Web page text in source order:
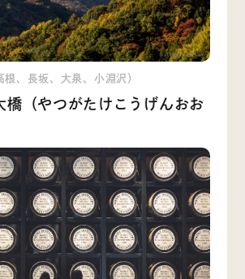
根、長坂、大泉、小淵沢）
橋（やつがたけこうげんおお